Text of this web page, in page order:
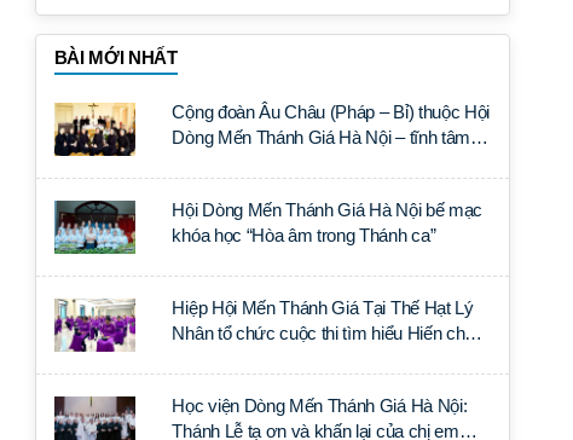
BÀI MỚI NHẤT
Cộng đoàn Âu Châu (Pháp – Bỉ) thuộc Hội
Dòng Mến Thánh Giá Hà Nội – tĩnh tâm
Hội Dòng Mến Thánh Giá Hà Nội bế mạc
khóa học “Hòa âm trong Thánh ca”
Hiệp Hội Mến Thánh Giá Tại Thế Hạt Lý
Nhân tổ chức cuộc thi tìm hiểu Hiến chế
Học viện Dòng Mến Thánh Giá Hà Nội:
Thánh Lễ tạ ơn và khấn lại của chị em